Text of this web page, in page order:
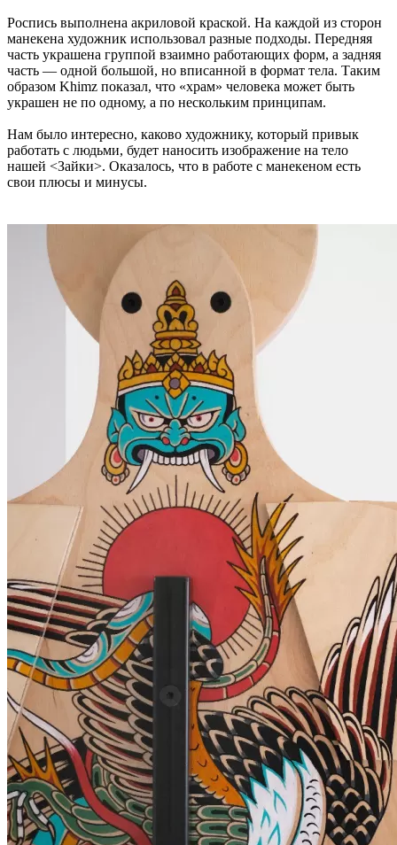
Роспись выполнена акриловой краской. На каждой из сторон
манекена художник использовал разные подходы. Передняя
часть украшена группой взаимно работающих форм, а задняя
часть — одной большой, но вписанной в формат тела. Таким
образом Khimz показал, что «храм» человека может быть
украшен не по одному, а по нескольким принципам.
Нам было интересно, каково художнику, который привык
работать с людьми, будет наносить изображение на тело
нашей <Зайки>. Оказалось, что в работе с манекеном есть
свои плюсы и минусы.